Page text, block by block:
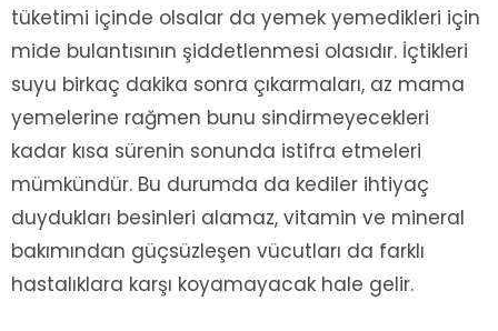
tüketimi içinde olsalar da yemek yemedikleri için
mide bulantısının şiddetlenmesi olasıdır. İçtikleri
suyu birkaç dakika sonra çıkarmaları, az mama
yemelerine rağmen bunu sindirmeyecekleri
kadar kısa sürenin sonunda istifra etmeleri
mümkündür. Bu durumda da kediler ihtiyaç
duydukları besinleri alamaz, vitamin ve mineral
bakımından güçsüzleşen vücutları da farklı
hastalıklara karşı koyamayacak hale gelir.